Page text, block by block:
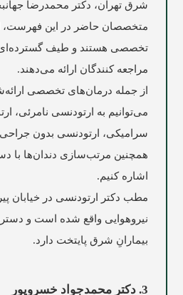
شرق تهران، دکتر محمدرضا
متخصصان حاضر در این فهرست،
تخصصی هستند و طیف گسترده‌ای
مراجعه کنندگان ارائه می‌دهند.
از جمله درمان‌های تخصصی
می‌توانیم به ارتودنسی نامرئی،
سرامیکی، ارتودنسی بدون
همچنین مرتب‌سازی دندان‌ها با
اشاره کنیم.
مطب دکتر ارتودنسی در خيابان
نيروهوايی واقع شده است و
بیمارانِ شرق پایتخت دارد.
3. دکتر محمدجواد خسروپور